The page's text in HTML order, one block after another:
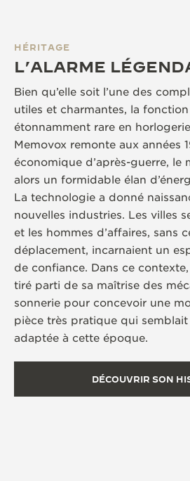
HÉRITAGE
L’ALARME
Bien qu’elle soit l’une des
utiles et charmantes, la
étonnamment rare en
Memovox remonte aux années
économique d’après-guerre, le
alors un formidable élan
La technologie a donné
nouvelles industries. Les villes
et les hommes d’affaires, sans
déplacement, incarnaient un
de confiance. Dans ce
tiré parti de sa maîtrise des
sonnerie pour concevoir une
pièce très pratique qui
adaptée à cette époque.
DÉCOUVRIR SON